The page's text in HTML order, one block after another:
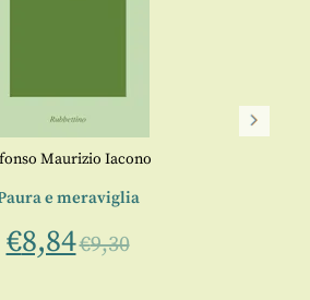
Maurizio Iacono
e meraviglia
€8,84€9,30